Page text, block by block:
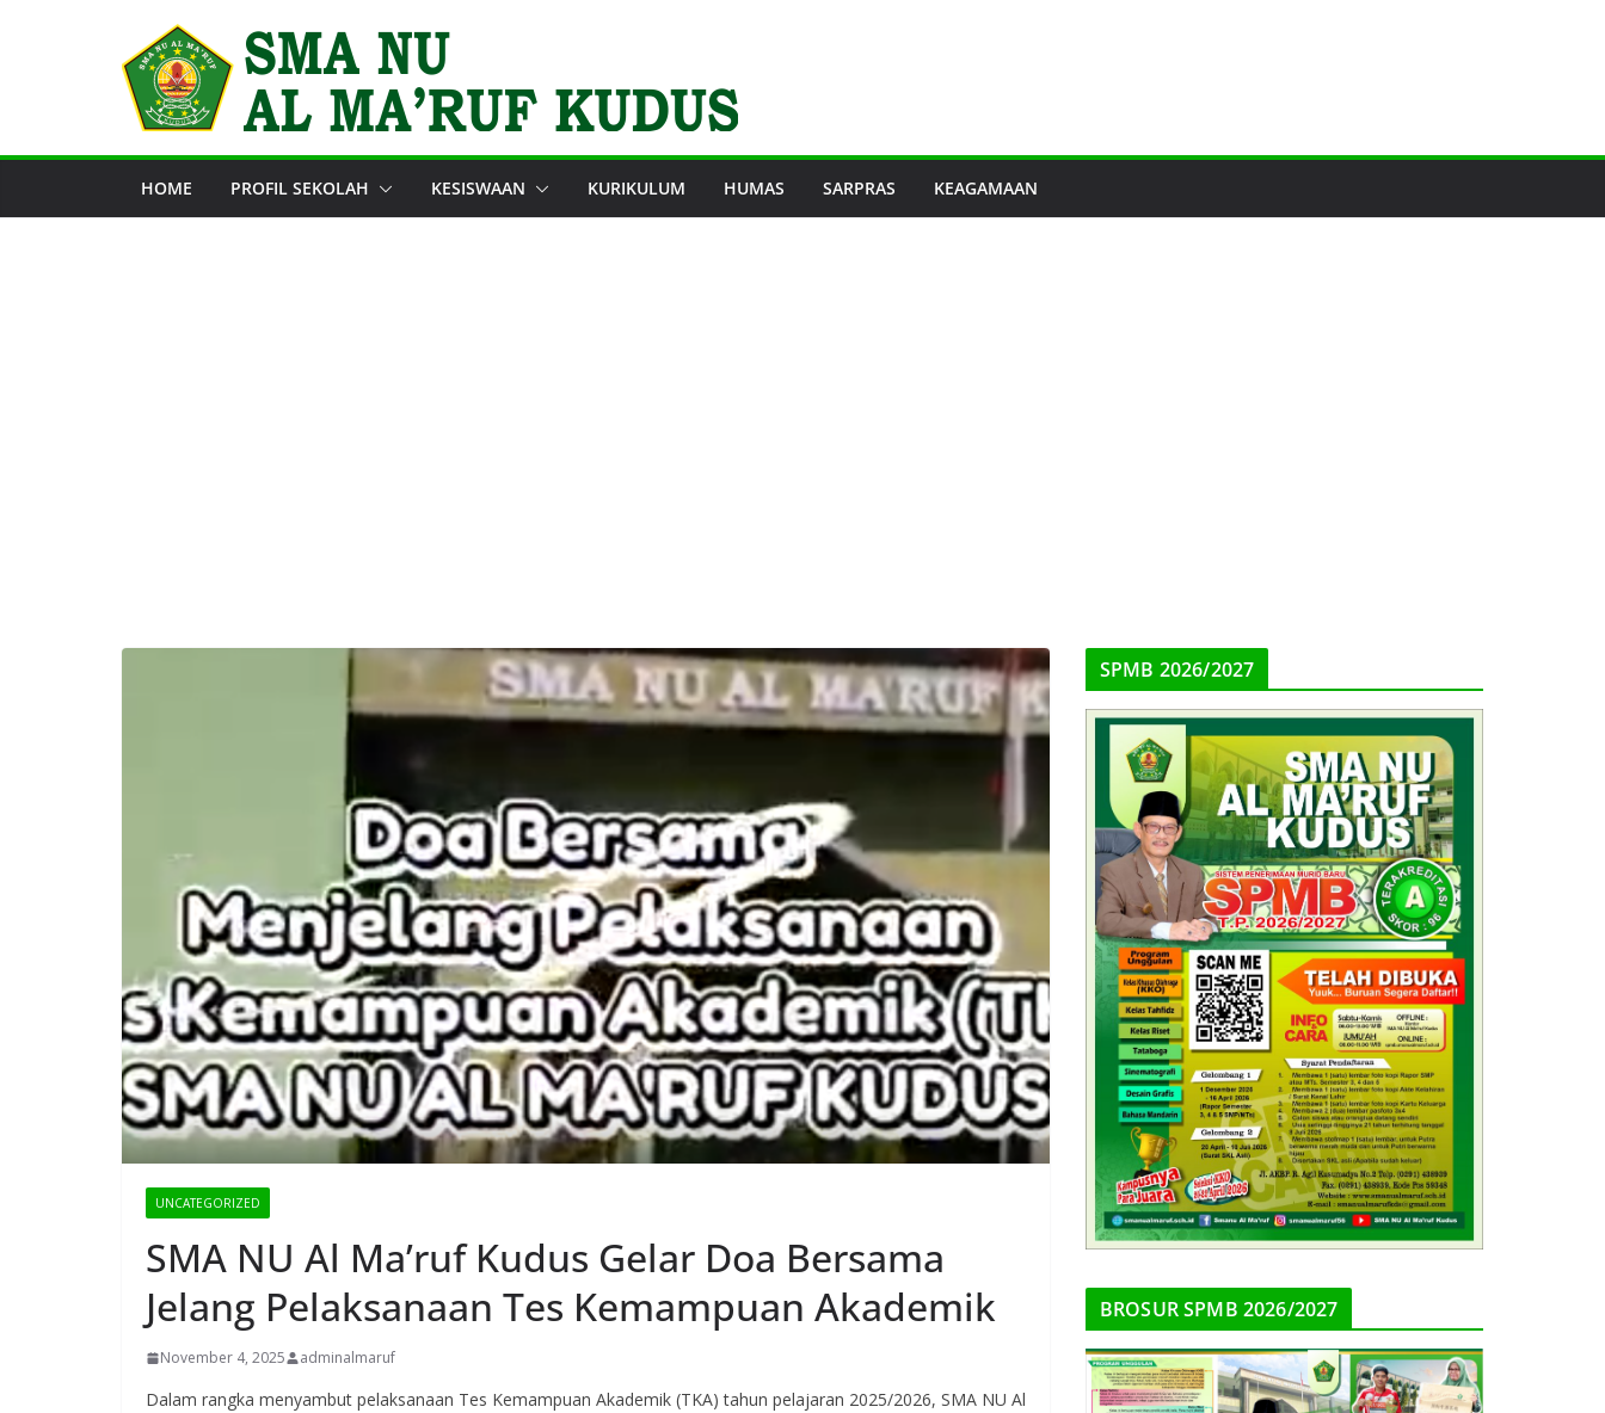
HOME PROFIL SEKOLAH KESISWAAN KURIKULUM HUMAS SARPRAS KEAGAMAAN
UNCATEGORIZED
SMA NU Al Ma’ruf Kudus Gelar Doa Bersama
Jelang Pelaksanaan Tes Kemampuan Akademik
November 4, 2025 adminalmaruf
Dalam rangka menyambut pelaksanaan Tes Kemampuan Akademik (TKA) tahun pelajaran 2025/2026, SMA NU Al
SPMB 2026/2027
BROSUR SPMB 2026/2027